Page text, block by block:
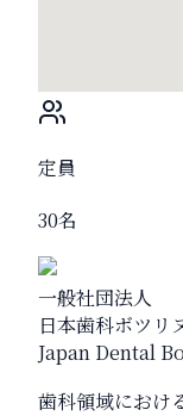
定員
30名
一般社団法人
日本歯科ボツリ
Japan Dental
歯科領域におけ